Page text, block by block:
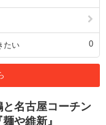
たい 0
と名古屋コーチン
や維新』